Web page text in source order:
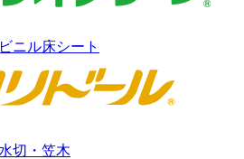
ニル床シート
切・笠木